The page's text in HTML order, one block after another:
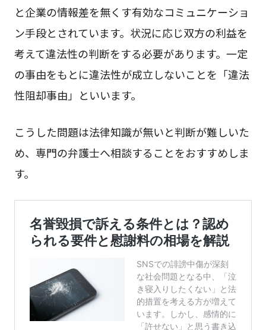
と企業の情報差を無くす有効なコミュニケーショ
ン手段とされています。状況に応じ双方の利益を
考えて違法性の判断をする必要があります。一定
の事由をもとに違法性が成立しないことを「違法
性阻却事由」といいます。
こうした問題は法律知識が無いと判断が難しいた
め、専門の弁護士へ相談することをおすすめしま
す。